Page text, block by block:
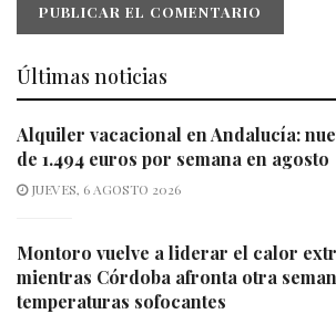
Últimas noticias
Alquiler vacacional en Andalucía:
de 1.494 euros por semana en agosto
JUEVES, 6 AGOSTO 2026
Montoro vuelve a liderar el calor
mientras Córdoba afronta otra
temperaturas sofocantes